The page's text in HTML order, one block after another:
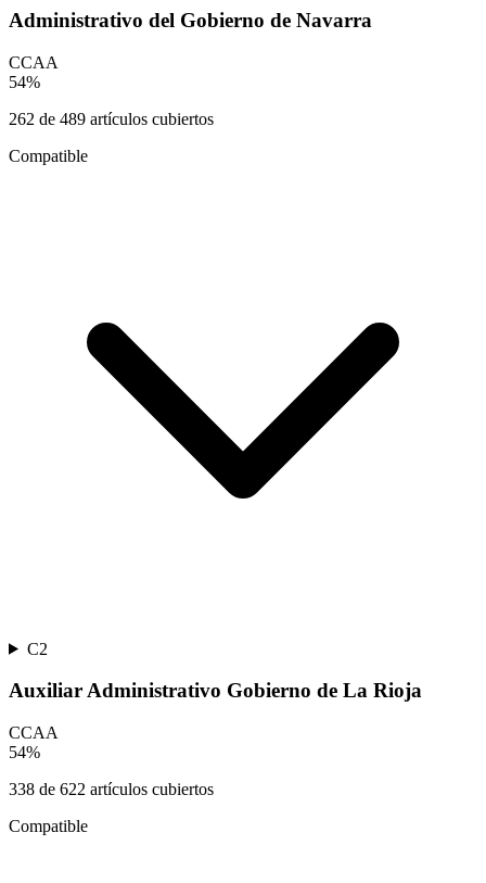
Administrativo del Gobierno de Navarra
CCAA
54%
262 de 489 artículos cubiertos
Compatible
C2
Auxiliar Administrativo Gobierno de La Rioja
CCAA
54%
338 de 622 artículos cubiertos
Compatible